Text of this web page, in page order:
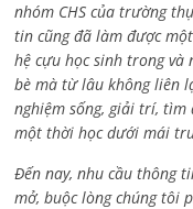
nhóm CHS của trường
tin cũng đã làm được
hệ cựu học sinh trong
bè mà từ lâu không liên
nghiệm sống, giải trí,
một thời học dưới mái
Đến nay, nhu cầu thông
mở, buộc lòng chúng tôi